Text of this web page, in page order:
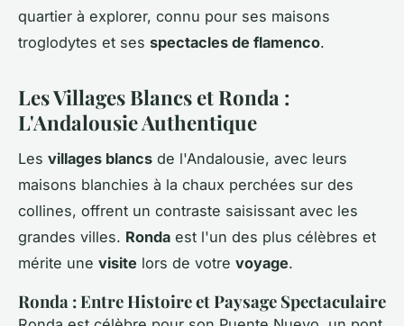
quartier à explorer, connu pour ses maisons
troglodytes et ses spectacles de flamenco.
Les Villages Blancs et Ronda :
L'Andalousie Authentique
Les villages blancs de l'Andalousie, avec leurs
maisons blanchies à la chaux perchées sur des
collines, offrent un contraste saisissant avec les
grandes villes. Ronda est l'un des plus célèbres et
mérite une visite lors de votre voyage.
Ronda : Entre Histoire et Paysage Spectaculaire